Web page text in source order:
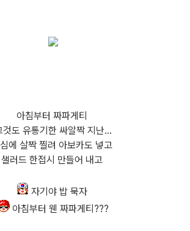
아침부터 짜파게티
것도 유통기한 싸알짝 지난...
에 살짝 찔려 아보카도 넣고
샐러드 한접시 만들어 내고
자기야 밥 묵자
아침부터 웬 짜파게티???